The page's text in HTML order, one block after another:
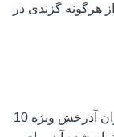
هرگونه گزندی در
باتوجه‌به طیف وسیعی از خدماتی که روغن بهران آذرخش ویژه 10